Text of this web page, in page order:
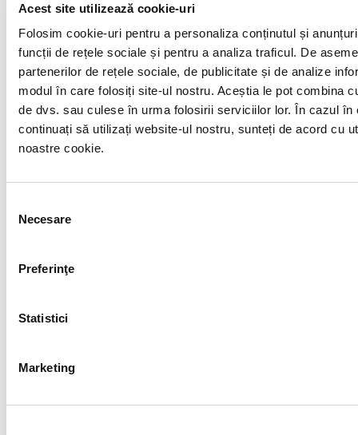
Acest site utilizează cookie-uri
Folosim cookie-uri pentru a personaliza conținutul și
funcții de rețele sociale și pentru a analiza traficul. De
partenerilor de rețele sociale, de publicitate și de analize
modul în care folosiți site-ul nostru. Aceștia le pot combina
de dvs. sau culese în urma folosirii serviciilor lor. În cazul în
continuați să utilizați website-ul nostru, sunteți de acord cu
noastre cookie.
consimțământului
Necesare
Preferinţe
Statistici
Marketing